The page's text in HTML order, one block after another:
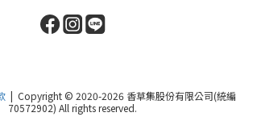
| Copyright © 2020-2026 香草集股份有限公司(統編
70572902) All rights reserved.